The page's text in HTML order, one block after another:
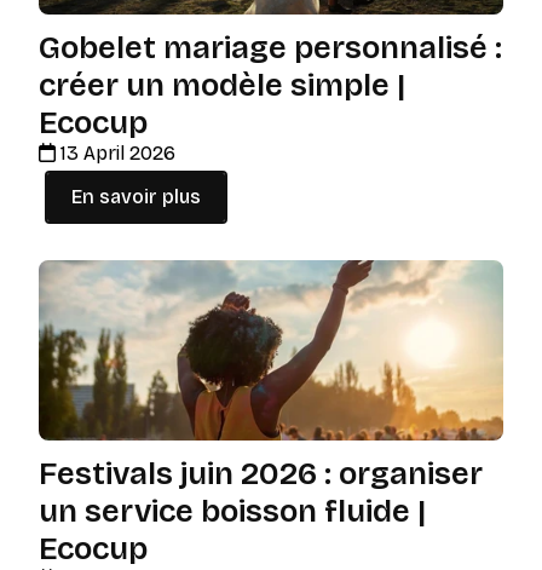
Gobelet mariage personnalisé :
créer un modèle simple |
Ecocup
13 April 2026
En savoir plus
Festivals juin 2026 : organiser
un service boisson fluide |
Ecocup